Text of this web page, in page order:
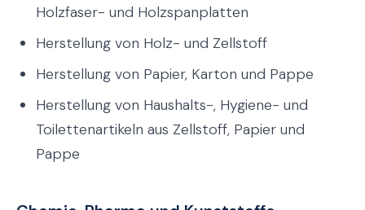
Holzfaser- und Holzspanplatten
Herstellung von Holz- und Zellstoff
Herstellung von Papier, Karton und Pappe
Herstellung von Haushalts-, Hygiene- und
Toilettenartikeln aus Zellstoff, Papier und
Pappe